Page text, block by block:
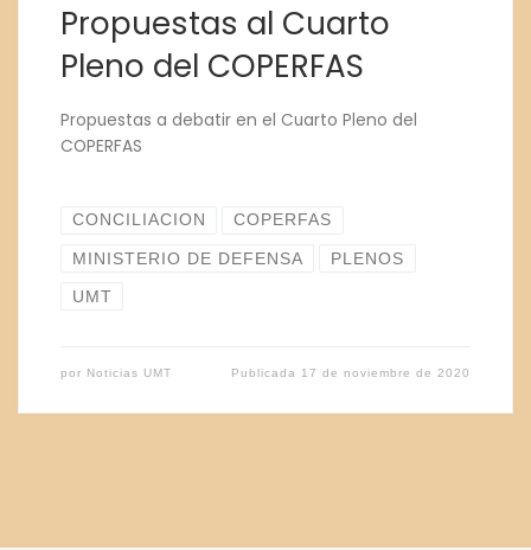
Propuestas al Cuarto
Pleno del COPERFAS
Propuestas a debatir en el Cuarto Pleno del
COPERFAS
CONCILIACION COPERFAS
MINISTERIO DE DEFENSA PLENOS
UMT
por Noticias UMT Publicada 17 de noviembre de 2020